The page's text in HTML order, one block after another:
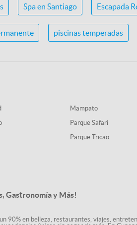
Spa en Santiago Escapada
piscinas temperadas
Mampato
Parque Safari
Parque Tricao
Gastronomía y Más!
90% en belleza, restaurantes, viajes,